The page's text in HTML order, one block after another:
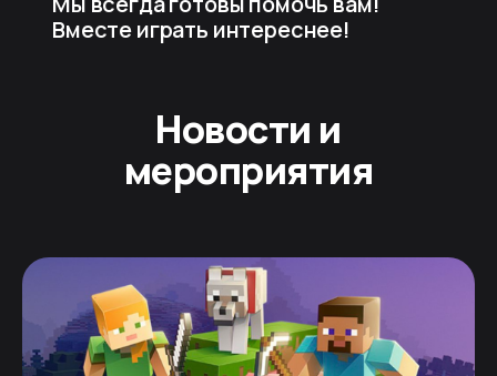
Вместе играть интереснее!
Новости и
мероприятия